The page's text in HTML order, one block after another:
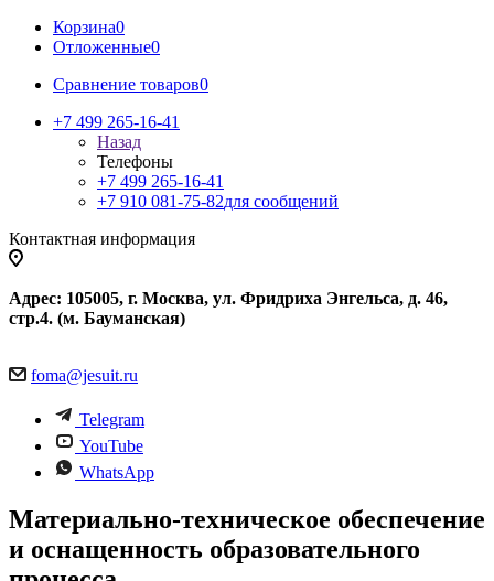
Корзина0
Отложенные0
Сравнение товаров0
+7 499 265-16-41
Назад
Телефоны
+7 499 265-16-41
+7 910 081-75-82для сообщений
Контактная информация
Адрес: 105005, г. Москва, ул. Фридриха Энгельса, д. 46,
стр.4. (м. Бауманская)
foma@jesuit.ru
Telegram
YouTube
WhatsApp
Материально-техническое обеспечение
и оснащенность образовательного